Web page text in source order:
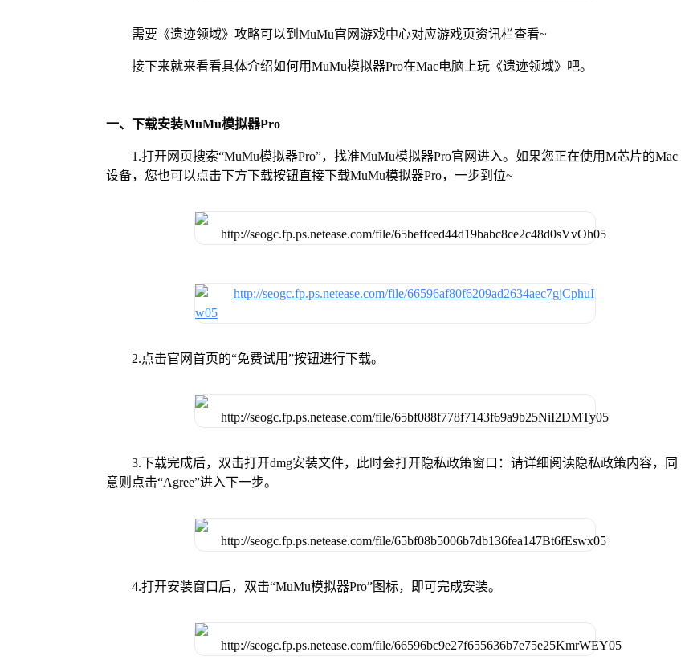
需要《遗迹领域》攻略可以到MuMu官网游戏中心对应游戏页资讯栏查看~
接下来就来看看具体介绍如何用MuMu模拟器Pro在Mac电脑上玩《遗迹领域》吧。
一、下载安装MuMu模拟器Pro
1.打开网页搜索“MuMu模拟器Pro”，找准MuMu模拟器Pro官网进入。如果您正在使用M芯片的Mac
设备，您也可以点击下方下载按钮直接下载MuMu模拟器Pro，一步到位~
2.点击官网首页的“免费试用”按钮进行下载。
3.下载完成后，双击打开dmg安装文件，此时会打开隐私政策窗口：请详细阅读隐私政策内容，同
意则点击“Agree”进入下一步。
4.打开安装窗口后，双击“MuMu模拟器Pro”图标，即可完成安装。